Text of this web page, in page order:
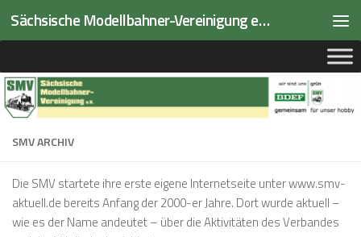
Zum Inhalt springen Sächsische Modellbahner-Vereinigung e.V.
SMV ARCHIV
Die SMV startete ihre erste eigene Internetseite unter www.smv-
aktuell.de bereits Anfang der 2000-er Jahre. Dort wurde aktuell –
wie es der Name andeutet – über die Aktivitäten des Verbandes